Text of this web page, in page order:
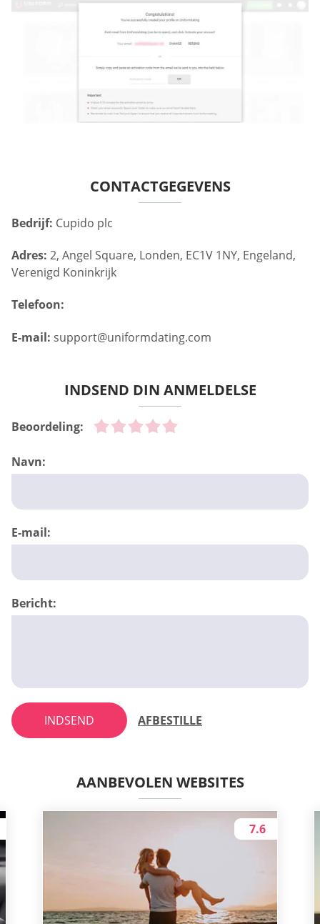
CONTACTGEGEVENS
Bedrijf: Cupido plc
Adres: 2, Angel Square, Londen, EC1V 1NY, Engeland,
Verenigd Koninkrijk
Telefoon:
E-mail: support@uniformdating.com
INDSEND DIN ANMELDELSE
Beoordeling:
Navn:
E-mail:
Bericht:
INDSEND AFBESTILLE
AANBEVOLEN WEBSITES
7.6